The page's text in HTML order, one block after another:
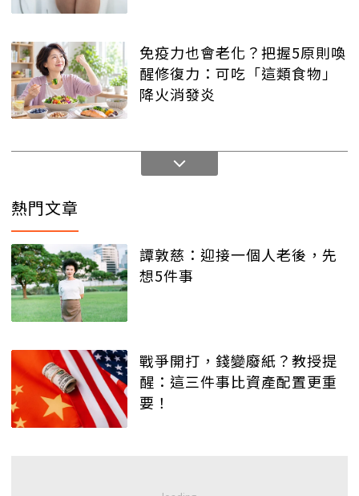
免疫力也會老化？把握5原則喚
醒修復力：可吃「這類食物」
降火消發炎
熱門文章
譚敦慈：迎接一個人老後，先
想5件事
戰爭開打，錢變廢紙？教授提
醒：這三件事比資產配置更重
要！